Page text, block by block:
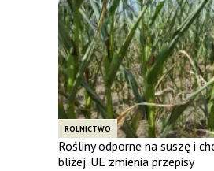
ROLNICTWO
Rośliny odporne na suszę i
bliżej. UE zmienia przepisy